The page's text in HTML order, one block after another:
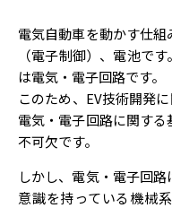
電気自動車を動かす仕
（電子制御）、電池で
は電気・電子回路です。
このため、EV技術開発
電気・電子回路に関す
不可欠です。
しかし、電気・電子回
意識を持っている機械